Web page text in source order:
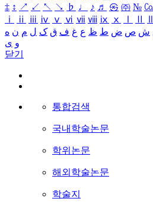
‡ ↕ ↗ ↙ ↖ ↘ ♭ ♩ ♪ ♬ ㉿ ㈜ № ㏇
ⅰ
ⅱ ⅲ ⅳ ⅴ ⅵ ⅶ ⅷ ⅸ ⅹ
ش ص ض ط ظ ع غ ف ق ک ل م ن ه
و ی
닫기
통합검색
국내학술논문
학위논문
해외학술논문
학술지